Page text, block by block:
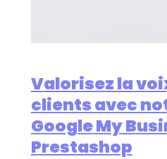
Valorisez la
clients avec
Google My
Prestashop